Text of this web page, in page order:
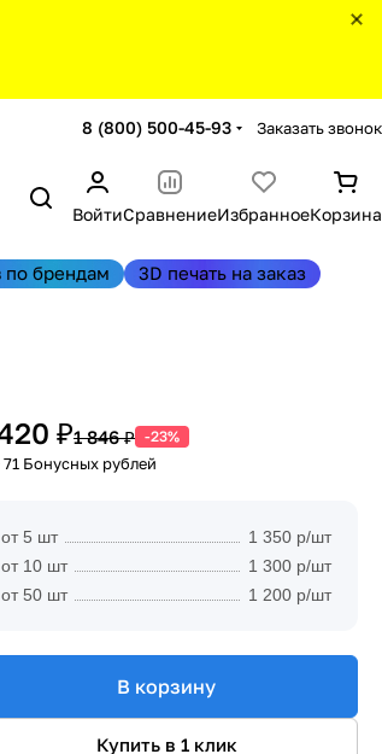
8 (800) 500-45-93 Заказать звонок
ВойтиСравнениеИзбранноеКорзина
по брендам 3D печать на заказ
₽1 846 ₽ -23%
71 Бонусных рублей
от 5 шт
1 350 р/шт
от 10 шт
1 300 р/шт
от 50 шт
1 200 р/шт
В корзину
Купить в 1 клик